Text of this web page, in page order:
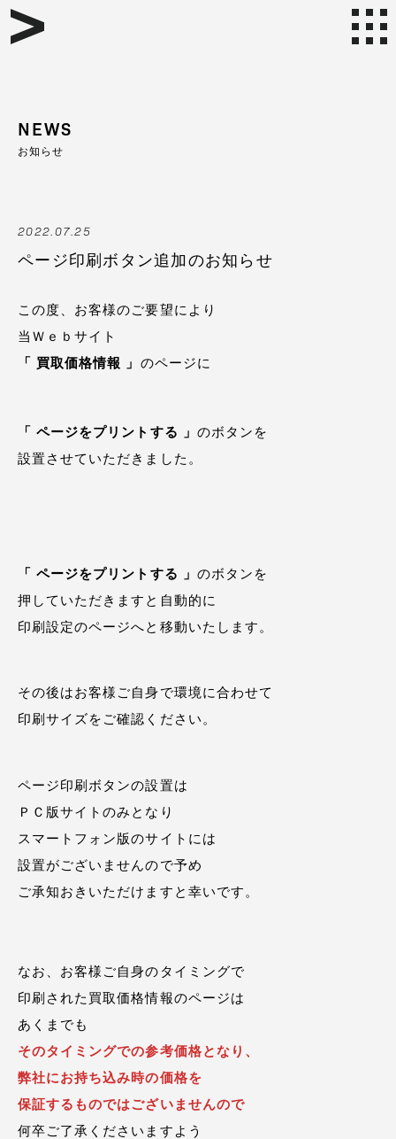
NEWS
お知らせ
2022.07.25
ページ印刷ボタン追加のお知らせ
この度、お客様のご要望により
当Ｗｅｂサイト
「 買取価格情報 」 のページに
「 ページをプリントする 」 のボタンを
設置させていただきました。
「 ページをプリントする 」 のボタンを
押していただきますと自動的に
印刷設定のページへと移動いたします。
その後はお客様ご自身で環境に合わせて
印刷サイズをご確認ください。
ページ印刷ボタンの設置は
ＰＣ版サイトのみとなり
スマートフォン版のサイトには
設置がございませんので予め
ご承知おきいただけますと幸いです。
なお、お客様ご自身のタイミングで
印刷された買取価格情報のページは
あくまでも
そのタイミングでの参考価格となり、
弊社にお持ち込み時の価格を
保証するものではございませんので
何卒ご了承くださいますよう